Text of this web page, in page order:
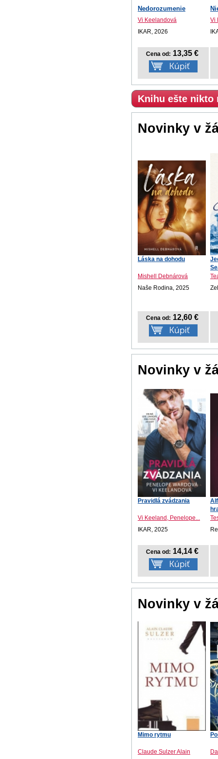
Nedorozumenie
Vi Keelandová
IKAR, 2026
Cena od: 13,35 €
Vi
Knihu ešte nikto
Novinky v
Láska na dohodu
Mishell Debnárová
Naše Rodina, 2025
Cena od: 12,60 €
Novinky v
Pravidlá zvádzania
Vi Keeland, Penelope...
IKAR, 2025
Cena od: 14,14 €
Novinky v
Mimo rytmu
Claude Sulzer Alain